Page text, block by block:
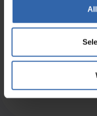
Meld je aan